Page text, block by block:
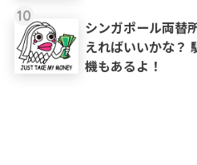
10
シンガポール両替
えればいいかな？
機もあるよ！